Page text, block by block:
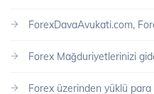
ForexDavaAvukati.com,
Forex Mağduriyetlerinizi
Forex üzerinden yüklü para